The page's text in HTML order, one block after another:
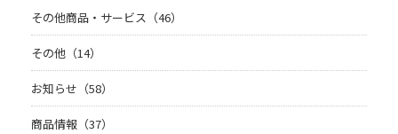
その他商品・サービス（46）
その他（14）
お知らせ（58）
商品情報（37）